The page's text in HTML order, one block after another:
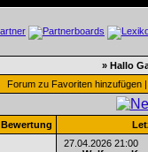
» Hallo
Forum zu Favoriten hinzufügen|
Bewertung
27.04.2026 21:00